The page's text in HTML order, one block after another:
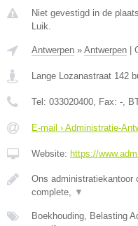
Niet gevestigd in de
Luik.
Antwerpen » Antwerpen
Lange Lozanastraat 142
Tel: 033020400, Fax: -,
E-mail › Administratie-
Website: https://
Ons administratiekantoor
complete, ▼
Boekhouding, Belasting